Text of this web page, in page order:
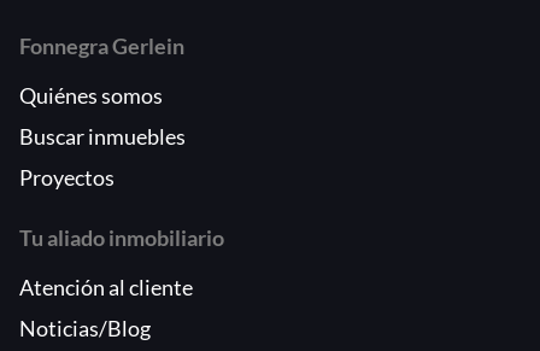
Fonnegra Gerlein
Quiénes somos
Buscar inmuebles
Proyectos
Tu aliado inmobiliario
Atención al cliente
Noticias/Blog